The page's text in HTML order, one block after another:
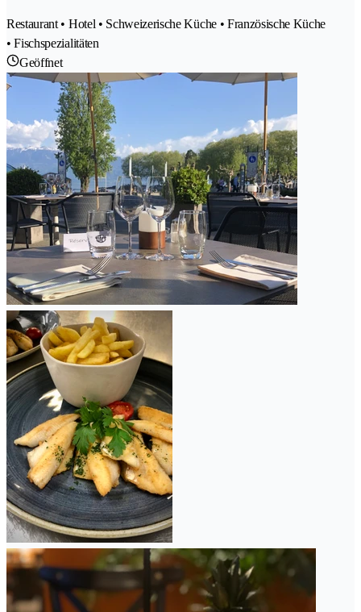
Restaurant • Hotel • Schweizerische Küche • Französische Küche
• Fischspezialitäten
Geöffnet